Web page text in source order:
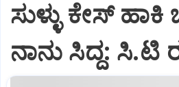
ಸುಳ್ಳು ಕೇಸ್
ನಾನು ಸಿದ್ದ: ಸಿ.ಟಿ